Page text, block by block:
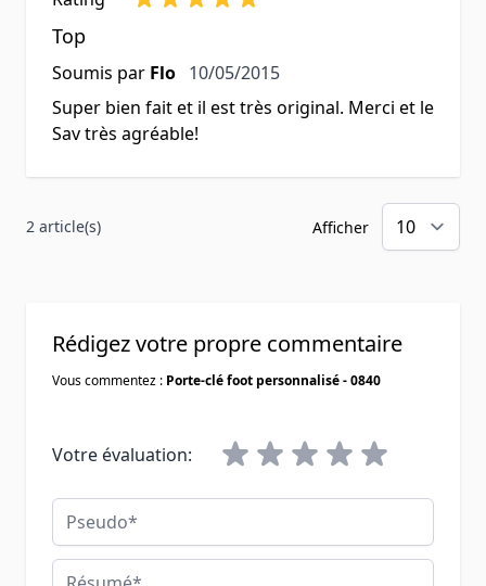
Top
Soumis par Flo 10 mai 2015
10/05/2015
Super bien fait et il est très original. Merci et le
Sav très agréable!
2 article(s) Afficher
Rédigez votre propre commentaire
Vous commentez : Porte-clé foot personnalisé - 0840
Votre évaluation:
Pseudo
Résumé